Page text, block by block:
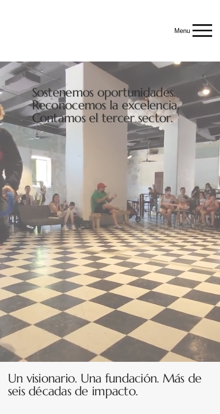
Menu
Sostenemos oportunidades.
Reconocemos la excelencia.
Contamos el tercer sector.
Un visionario. Una fundación. Más de
seis décadas de impacto.